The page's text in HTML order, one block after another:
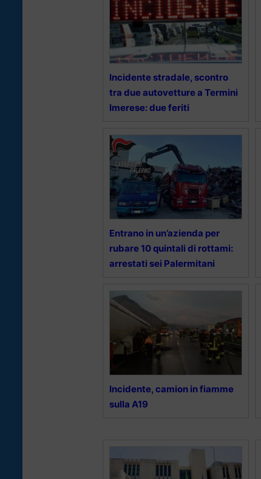
Incidente stradale, scontro
tra due autovetture a Termini
Imerese: due feriti
Entrano in un’azienda per
rubare 10 quintali di rottami:
arrestati sei Palermitani
Incidente, camion in fiamme
sulla A19